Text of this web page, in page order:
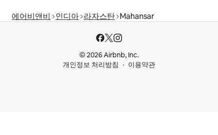
에어비앤비 인디아 라자스탄 Mahansar
© 2026 Airbnb, Inc.
개인정보 처리방침
이용약관